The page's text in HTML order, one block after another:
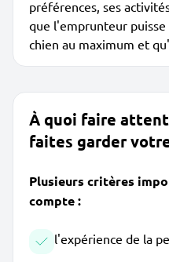
préférences, ses
que l'emprunteur
chien au maximum et
À quoi faire
faites garder
Plusieurs critères
compte :
l'expérience de la